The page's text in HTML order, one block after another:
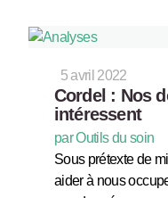
5 avril 2022
Cordel : Nos
intéressent
par Outils du soin
Sous prétexte de
aider à nous